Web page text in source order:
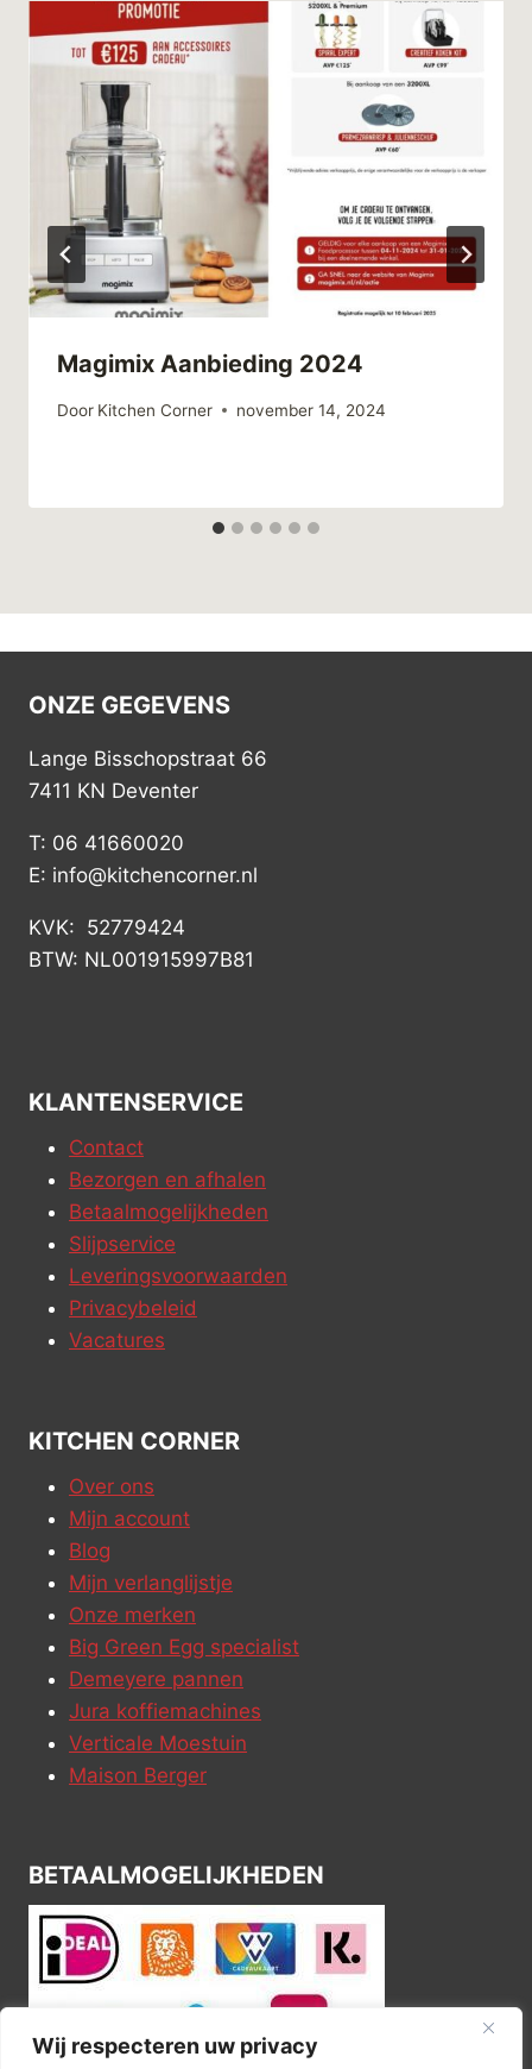
Wij respecteren uw privacy
Magimix Aanbieding 2024
Door Kitchen Corner november 14, 2024
ONZE GEGEVENS
Lange Bisschopstraat 66
7411 KN Deventer
T: 06 41660020
E: info@kitchencorner.nl
KVK: 52779424
BTW: NL001915997B81
KLANTENSERVICE
Contact
Bezorgen en afhalen
Betaalmogelijkheden
Slijpservice
Leveringsvoorwaarden
Privacybeleid
Vacatures
KITCHEN CORNER
Over ons
Mijn account
Blog
Mijn verlanglijstje
Onze merken
Big Green Egg specialist
Demeyere pannen
Jura koffiemachines
Verticale Moestuin
Maison Berger
BETAALMOGELIJKHEDEN